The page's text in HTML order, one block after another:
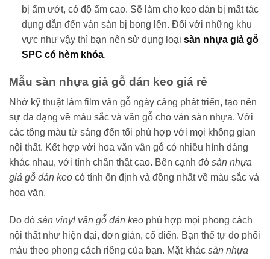
bị ẩm ướt, có độ ẩm cao. Sẽ làm cho keo dán bị mất tác
dụng dẫn đến ván sàn bị bong lên. Đối với những khu
vực như vậy thì bạn nên sử dụng loại sàn nhựa giả gỗ
SPC có hèm khóa.
Mẫu sàn nhựa giả gỗ dán keo giá rẻ
Nhờ kỹ thuật làm film vân gỗ ngày càng phát triển, tạo nên
sự đa dạng về màu sắc và vân gỗ cho ván sàn nhựa. Với
các tông màu từ sáng đến tối phù hợp với mọi không gian
nội thất. Kết hợp với hoa văn vân gỗ có nhiều hình dáng
khác nhau, với tính chân thật cao. Bên cạnh đó sàn nhựa
giả gỗ dán keo có tính ổn định và đồng nhất về màu sắc và
hoa văn.
Do đó sàn vinyl vân gỗ dán keo phù hợp mọi phong cách
nội thất như hiện đại, đơn giản, cổ điển. Bạn thể tự do phối
màu theo phong cách riêng của bạn. Mặt khác sàn nhựa